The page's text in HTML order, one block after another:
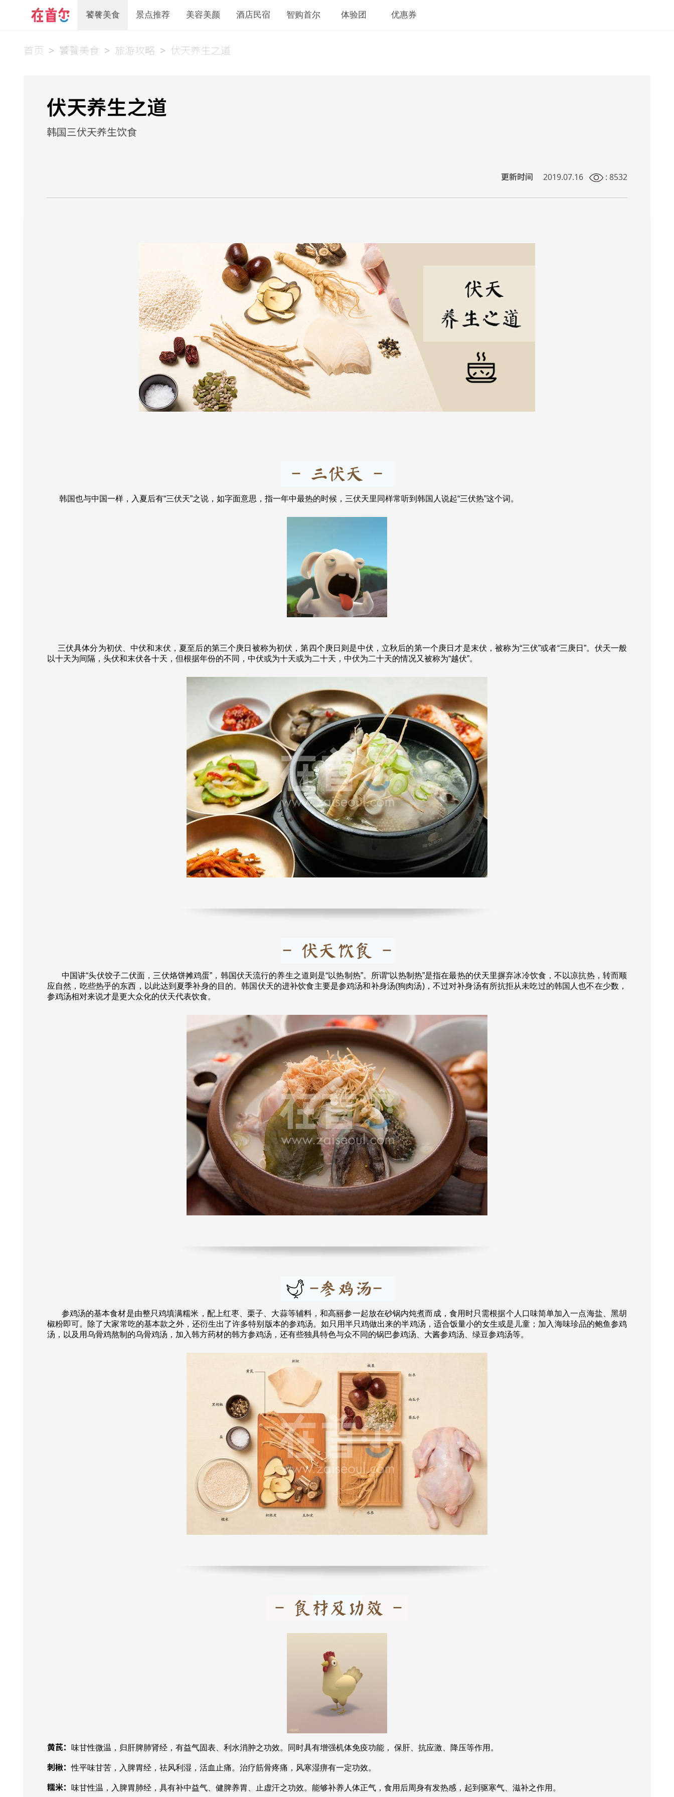
饕餮美食 景点推荐 美容美颜 酒店民宿 智购首尔 体验团 优惠券
首页 > 饕餮美食 > 旅游攻略 > 伏天养生之道
伏天养生之道
韩国三伏天养生饮食
更新时间 2019.07.16 : 8532
韩国也与中国一样，入夏后有“三伏天”之说，如字面意思，指一年中最热的时候，三伏天里同样常听到韩国人说起“三伏热”这个词。
三伏具体分为初伏、中伏和末伏，夏至后的第三个庚日被称为初伏，第四个庚日则是中伏，立秋后的第一个庚日才是末伏，被称为“三伏”或者“三庚日”。伏天一般
以十天为间隔，头伏和末伏各十天，但根据年份的不同，中伏或为十天或为二十天，中伏为二十天的情况又被称为“越伏”。
中国讲“头伏饺子二伏面，三伏烙饼摊鸡蛋”，韩国伏天流行的养生之道则是“以热制热”。所谓“以热制热”是指在最热的伏天里摒弃冰冷饮食，不以凉抗热，转而顺
应自然，吃些热乎的东西，以此达到夏季补身的目的。韩国伏天的进补饮食主要是参鸡汤和补身汤(狗肉汤)，不过对补身汤有所抗拒从未吃过的韩国人也不在少数，
参鸡汤相对来说才是更大众化的伏天代表饮食。
参鸡汤的基本食材是由整只鸡填满糯米，配上红枣、栗子、大蒜等辅料，和高丽参一起放在砂锅内炖煮而成，食用时只需根据个人口味简单加入一点海盐、黑胡
椒粉即可。除了大家常吃的基本款之外，还衍生出了许多特别版本的参鸡汤。如只用半只鸡做出来的半鸡汤，适合饭量小的女生或是儿童；加入海味珍品的鲍鱼参鸡
汤，以及用乌骨鸡熬制的乌骨鸡汤，加入韩方药材的韩方参鸡汤，还有些独具特色与众不同的锅巴参鸡汤、大酱参鸡汤、绿豆参鸡汤等。
黄芪： 味甘性微温，归肝脾肺肾经，有益气固表、利水消肿之功效。同时具有增强机体免疫功能， 保肝、抗应激、降压等作用。
刺楸：性平味甘苦，入脾胃经，祛风利湿，活血止痛。治疗筋骨疼痛，风寒湿痹有一定功效。
糯米： 味甘性温，入脾胃肺经，具有补中益气、健脾养胃、止虚汗之功效。能够补养人体正气，食用后周身有发热感，起到驱寒气、滋补之作用。